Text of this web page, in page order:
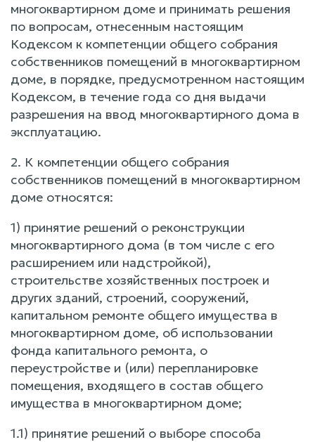
многоквартирном доме и принимать решения
по вопросам, отнесенным настоящим
Кодексом к компетенции общего собрания
собственников помещений в многоквартирном
доме, в порядке, предусмотренном настоящим
Кодексом, в течение года со дня выдачи
разрешения на ввод многоквартирного дома в
эксплуатацию.
2. К компетенции общего собрания
собственников помещений в многоквартирном
доме относятся:
1) принятие решений о реконструкции
многоквартирного дома (в том числе с его
расширением или надстройкой),
строительстве хозяйственных построек и
других зданий, строений, сооружений,
капитальном ремонте общего имущества в
многоквартирном доме, об использовании
фонда капитального ремонта, о
переустройстве и (или) перепланировке
помещения, входящего в состав общего
имущества в многоквартирном доме;
1.1) принятие решений о выборе способа